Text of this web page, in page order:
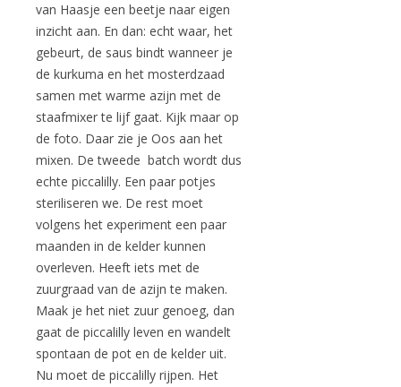
van Haasje een beetje naar eigen
inzicht aan. En dan: echt waar, het
gebeurt, de saus bindt wanneer je
de kurkuma en het mosterdzaad
samen met warme azijn met de
staafmixer te lijf gaat. Kijk maar op
de foto. Daar zie je Oos aan het
mixen. De tweede batch wordt dus
echte piccalilly. Een paar potjes
steriliseren we. De rest moet
volgens het experiment een paar
maanden in de kelder kunnen
overleven. Heeft iets met de
zuurgraad van de azijn te maken.
Maak je het niet zuur genoeg, dan
gaat de piccalilly leven en wandelt
spontaan de pot en de kelder uit.
Nu moet de piccalilly rijpen. Het